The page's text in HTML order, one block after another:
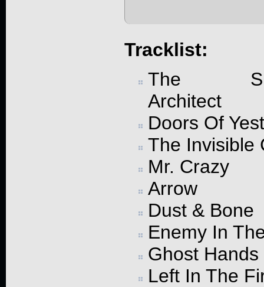
Tracklist:
The
Architect
Doors Of
The Invisible
Mr. Crazy
Arrow
Dust & Bone
Enemy In
Ghost Hands
Left In The